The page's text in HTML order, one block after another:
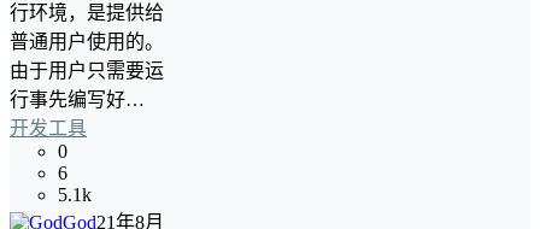
行环境，是提供给
普通用户使用的。
由于用户只需要运
行事先编写好…
开发工具
0
6
5.1k
God21年8月